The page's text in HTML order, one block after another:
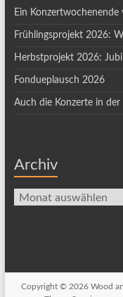
Ein
Frühlingsprojekt 2026:
Herbstprojekt 2026:
Fondueplausch 2026
Auch die Konzerte in
Archiv
Archiv
Copyright © 2026Wood